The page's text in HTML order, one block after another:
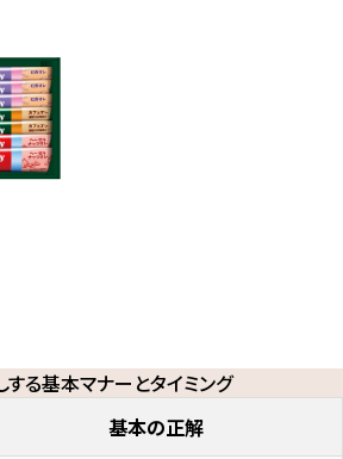
る基本マナーとタイミング
基本の正解